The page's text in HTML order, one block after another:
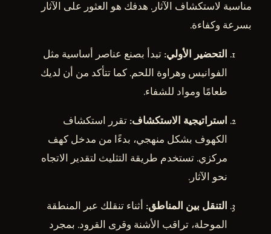
مناسبة لاستكشاف الآثار. هدفك هو العثور على الآثار
بسرعة وكفاءة.
التحضير الأولي: تبدأ بصنع عناصر أساسية مثل
الفوانيس وهراوة اللحم. كما تتأكد من أن لديك
طعامًا ومواد للشفاء.
استراتيجية الاستكشاف: تقرر استكشاف
الكهوف بشكل منهجي، بدءًا من مدخل كهف
مركزي. تستخدم طريقة التثليث لتقدير الاتجاه
نحو الآثار.
التنقل بين المناطق: أثناء تنقلك عبر المنطقة
الموحلة، تراقب الأشنة وقرى القرود. بمجرد